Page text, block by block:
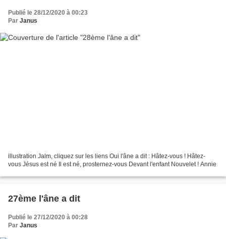
Publié le 28/12/2020 à 00:23
Par Janus
illustration Jalm, cliquez sur les liens Oui l'âne a dit : Hâtez-vous ! Hâtez-
vous Jésus est né Il est né, prosternez-vous Devant l'enfant Nouvelet ! Annie
27ème l'âne a dit
Publié le 27/12/2020 à 00:28
Par Janus